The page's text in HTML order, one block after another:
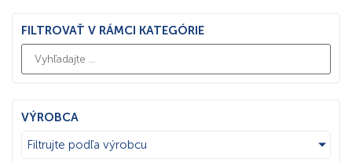
FILTROVAŤ V RÁMCI KATEGÓRIE
VÝROBCA
Filtrujte podľa výrobcu